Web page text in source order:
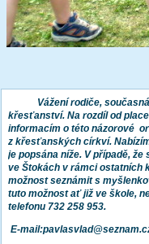
Vážení rodiče, současná
křesťanství. Na rozdíl od
informacím o této názorové
z křesťanských církví.
je popsána níže. V případě,
ve Štokách v rámci ostatních
možnost seznámit s
tuto možnost ať již ve škole,
telefonu 732 258 953.
E-